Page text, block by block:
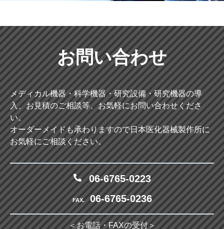
お問い合わせ
メディカル機器・科学機器・研究設備・研究機器の導
入、お見積のご相談等、お気軽にお問い合わせくださ
い。
オーダーメイドも承わりますので日本医化器械製作所に
お気軽にご相談ください。
06-6765-0223
FAX. 06-6765-0236
＜お電話・FAXの受付＞